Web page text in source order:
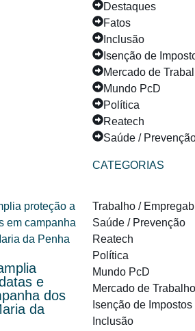
Destaques
Fatos
Inclusão
Isenção de
Mercado de
Mundo PcD
Política
Reatech
Saúde /
e
dos
da
CATEGORIAS
Trabalho /
Saúde / Prevenção
Reatech
Política
Mundo PcD
Mercado de Trabalho
Isenção de Impostos
Inclusão